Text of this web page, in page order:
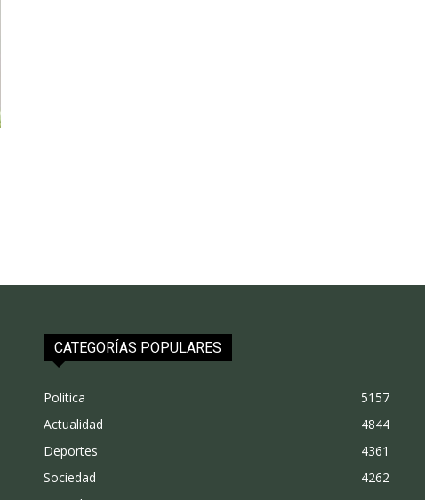
CATEGORÍAS POPULARES
Politica
5157
Actualidad
4844
Deportes
4361
Sociedad
4262